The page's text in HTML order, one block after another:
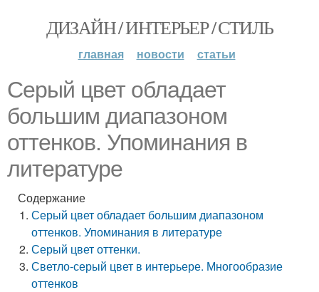
ДИЗАЙН / ИНТЕРЬЕР / СТИЛЬ
главная новости статьи
Серый цвет обладает
большим диапазоном
оттенков. Упоминания в
литературе
Содержание
Серый цвет обладает большим диапазоном
оттенков. Упоминания в литературе
Серый цвет оттенки.
Светло-серый цвет в интерьере. Многообразие
оттенков